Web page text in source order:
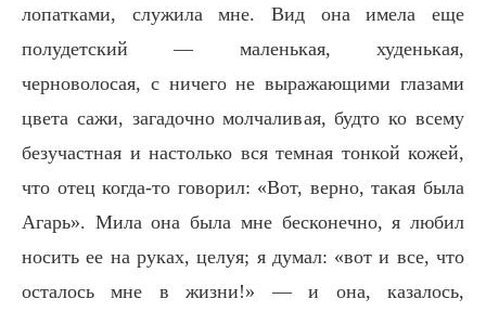
лопатками, служила мне. Вид она имела еще
полудетский — маленькая, худенькая,
черноволосая, с ничего не выражающими глазами
цвета сажи, загадочно молчаливая, будто ко всему
безучастная и настолько вся темная тонкой кожей,
что отец когда-то говорил: «Вот, верно, такая была
Агарь». Мила она была мне бесконечно, я любил
носить ее на руках, целуя; я думал: «вот и все, что
осталось мне в жизни!» — и она, казалось,